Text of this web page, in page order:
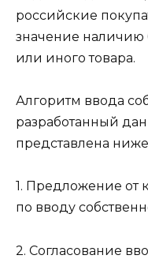
российские
значение наличию
или иного товара.
Алгоритм ввода
разработанный
представлена
1. Предложение от
по вводу
2. Согласование